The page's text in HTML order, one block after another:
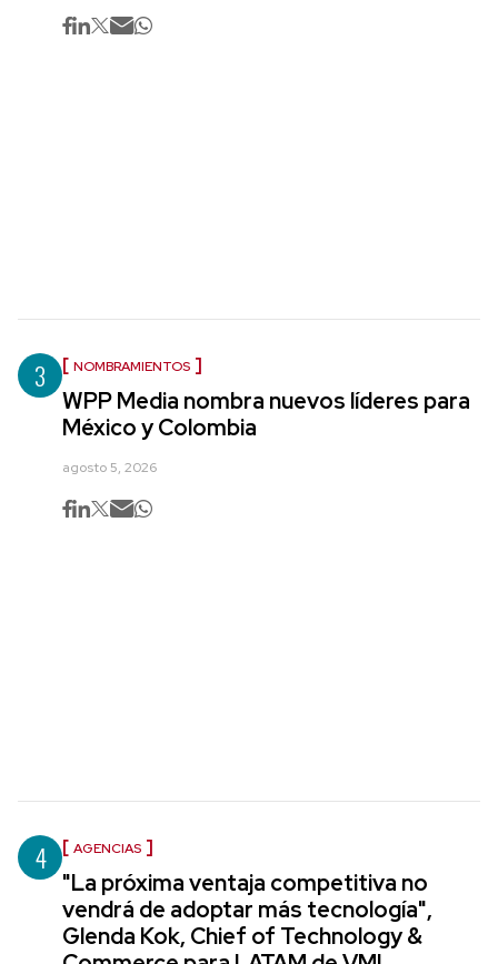
3 NOMBRAMIENTOS
WPP Media nombra nuevos líderes para
México y Colombia
agosto 5, 2026
4 AGENCIAS
"La próxima ventaja competitiva no
vendrá de adoptar más tecnología",
Glenda Kok, Chief of Technology &